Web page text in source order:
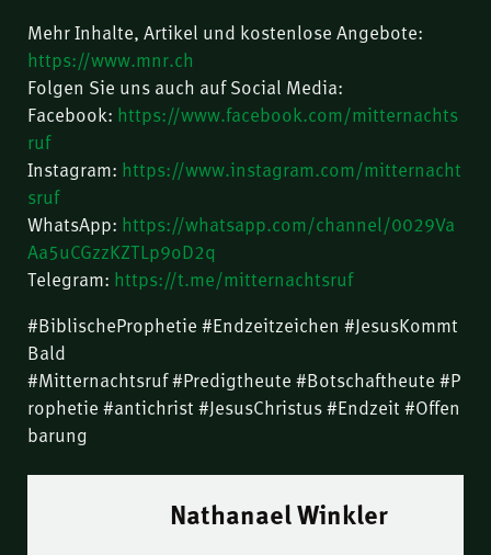
Mehr Inhalte, Artikel und kostenlose Angebote:
https://www.mnr.ch
Folgen Sie uns auch auf Social Media:
Facebook: https://www.facebook.com/mitternachts
ruf
Instagram: https://www.instagram.com/mitternacht
sruf
WhatsApp: https://whatsapp.com/channel/0029Va
Aa5uCGzzKZTLp9oD2q
Telegram: https://t.me/mitternachtsruf
#BiblischeProphetie #Endzeitzeichen #JesusKommt
Bald
#Mitternachtsruf #Predigtheute #Botschaftheute #P
rophetie #antichrist #JesusChristus #Endzeit #Offen
barung
Nathanael Winkler